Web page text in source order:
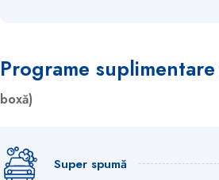
Programe suplimentare
boxă)
Super spumă